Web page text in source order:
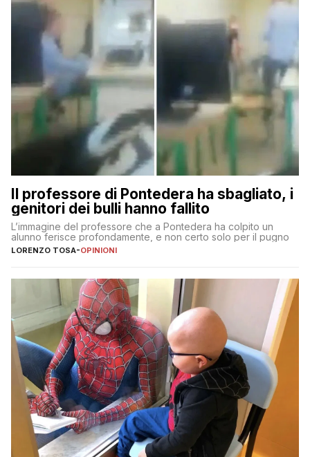
Il professore di Pontedera ha sbagliato, i
genitori dei bulli hanno fallito
L’immagine del professore che a Pontedera ha colpito un
alunno ferisce profondamente, e non certo solo per il pugno
LORENZO TOSA-OPINIONI